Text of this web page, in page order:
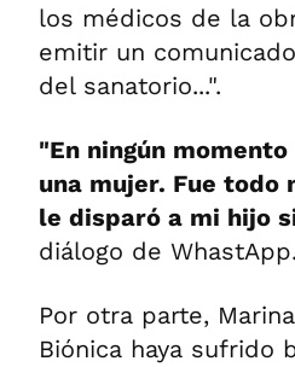
los médicos de la
emitir un
del sanatorio...".
"En ningún
una mujer. Fue todo
le disparó a mi hijo
diálogo de WhastApp.
Por otra parte,
Biónica haya sufrido